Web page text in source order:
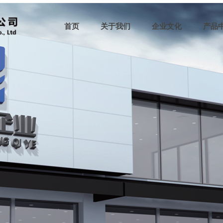
首页 关于我们 企业文化 产品